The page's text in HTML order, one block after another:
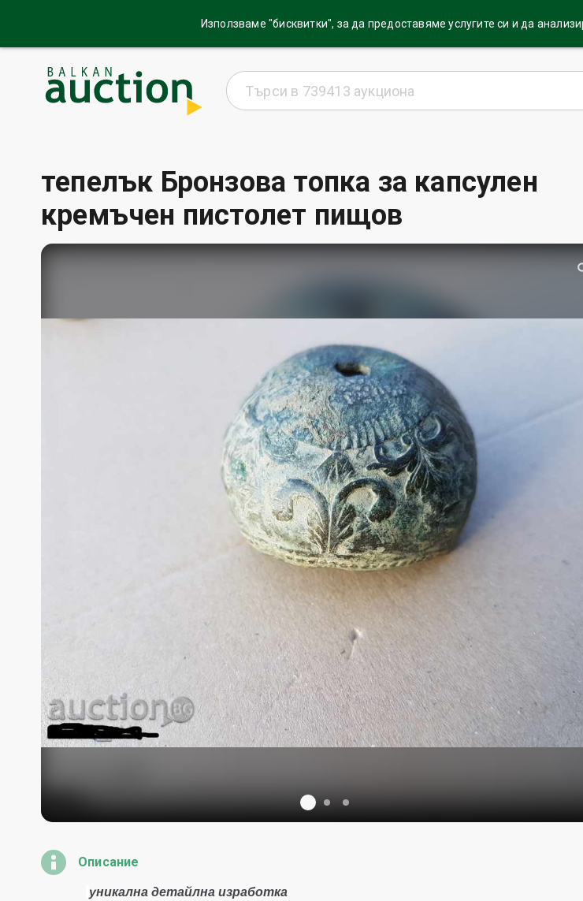
Използваме "бисквитки", за да предоставяме услугите си и да
тепелък Бронзова топка за капсулен
кремъчен пистолет пищов
Описание